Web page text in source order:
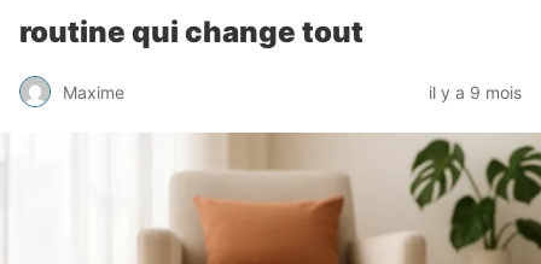
routine qui change tout
Maxime il y a 9 mois